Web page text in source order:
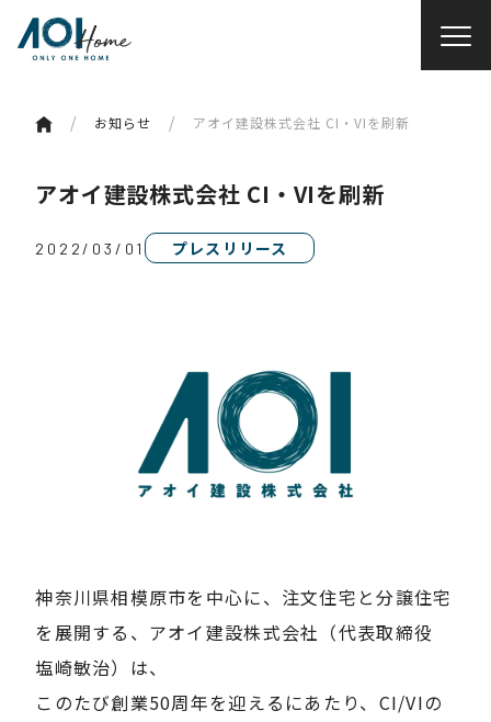
/ お知らせ / アオイ建設株式会社 CI・VIを刷新
アオイ建設株式会社 CI・VIを刷新
2022/03/01 プレスリリース
神奈川県相模原市を中心に、注文住宅と分譲住宅
を展開する、アオイ建設株式会社（代表取締役
塩崎敏治）は、
このたび創業50周年を迎えるにあたり、CI/VIの